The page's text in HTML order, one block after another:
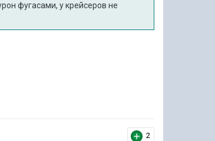
фугасами, у крейсеров не
2